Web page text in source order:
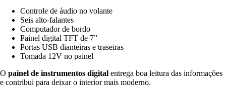
Controle de áudio no volante
Seis alto-falantes
Computador de bordo
Painel digital TFT de 7”
Portas USB dianteiras e traseiras
Tomada 12V no painel
O painel de instrumentos digital entrega boa leitura das informações
e contribui para deixar o interior mais moderno.